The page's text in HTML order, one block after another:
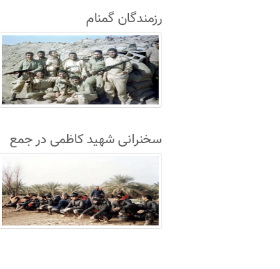
رزمندگان گمنام
سخنرانی شهید کاظمی در جمع
غواصان لشکر8+فیلم